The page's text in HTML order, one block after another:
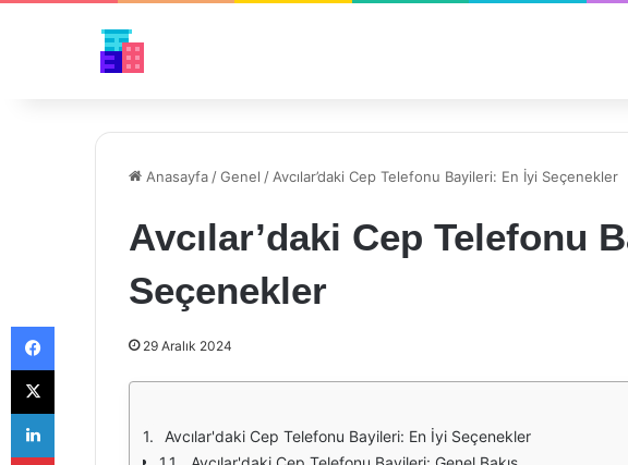
Anasayfa /Genel / Avcılar’daki Cep Telefonu Bayileri: En İyi Seçenekler
Avcılar’daki Cep Telefonu
Seçenekler
29 Aralık 2024
Avcılar'daki Cep Telefonu Bayileri: En İyi Seçenekler
Facebook
X
LinkedIn
Pinterest